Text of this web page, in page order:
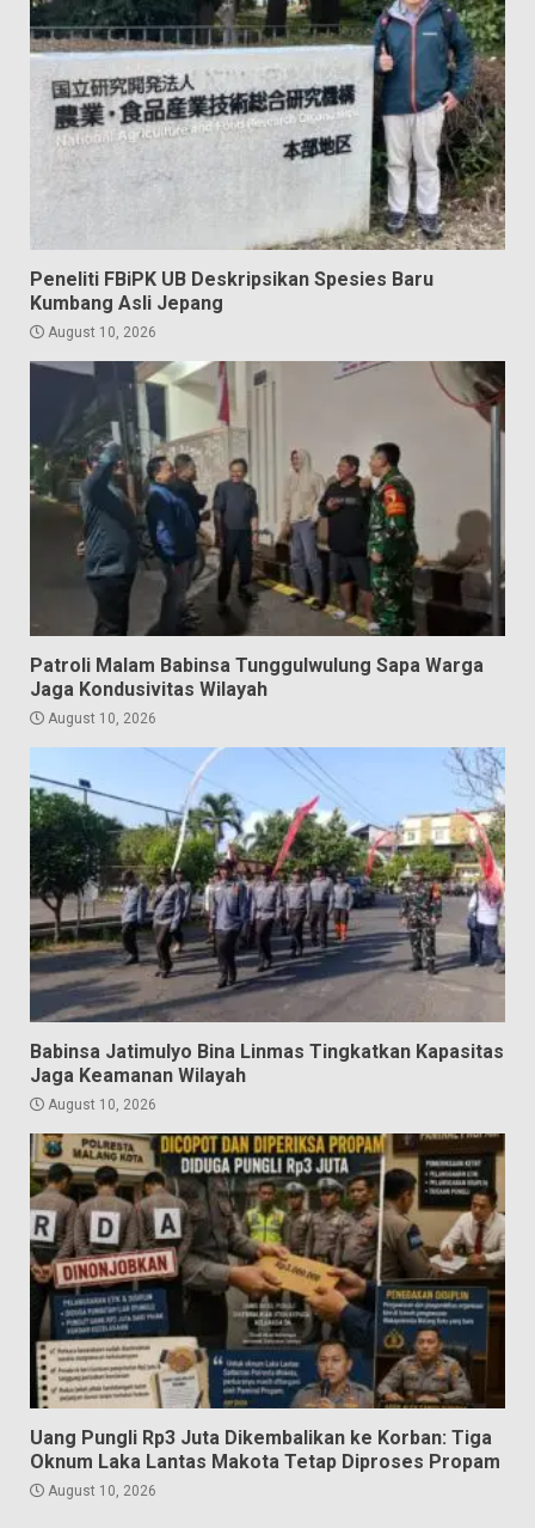
Peneliti FBiPK UB Deskripsikan Spesies Baru
Kumbang Asli Jepang
August 10, 2026
Patroli Malam Babinsa Tunggulwulung Sapa Warga
Jaga Kondusivitas Wilayah
August 10, 2026
Babinsa Jatimulyo Bina Linmas Tingkatkan Kapasitas
Jaga Keamanan Wilayah
August 10, 2026
Uang Pungli Rp3 Juta Dikembalikan ke Korban: Tiga
Oknum Laka Lantas Makota Tetap Diproses Propam
August 10, 2026